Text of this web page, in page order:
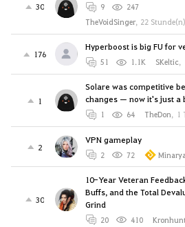
30 9
247
TheVoidSinger, 22
176
Hyperboost is big FU for
51 1.1K SKeltic,
1
Solare was competitive
changes — now it's just a
1 64 TheDon, 1
2
VPN gameplay
2 72 Minarya
30
10-Year Veteran
Buffs, and the Total
Grind
20 410